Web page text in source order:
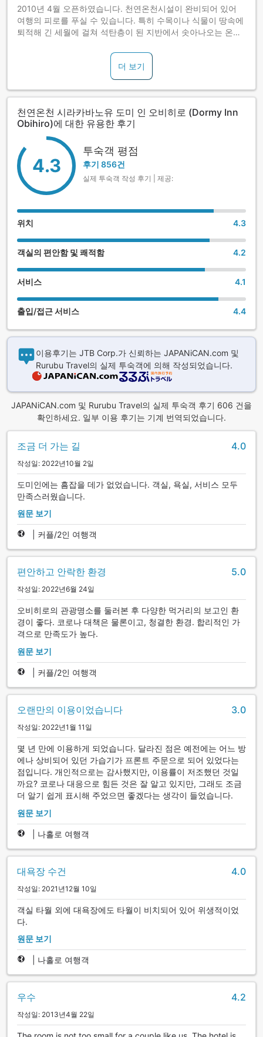
2010년 4월 오픈하였습니다. 천연온천시설이 완비되어 있어
여행의 피로를 푸실 수 있습니다. 특히 수목이나 식물이 땅속에
퇴적해 긴 세월에 걸쳐 석탄층이 된 지반에서 솟아나오는 온천
더 보기
천연온천 시라카바노유 도미 인 오비히로 (Dormy Inn
Obihiro)에 대한 유용한 후기
4.3
투숙객 평점
후기 856건
실제 투숙객 작성 후기 | 제공:
위치 4.3
객실의 편안함 및 쾌적함 4.2
서비스 4.1
출입/접근 서비스 4.4
이용후기는 JTB Corp.가 신뢰하는 JAPANiCAN.com 및
Rurubu Travel의 실제 투숙객에 의해 작성되었습니다.
JAPANiCAN.com 및 Rurubu Travel의 실제 투숙객 후기 606 건을
확인하세요. 일부 이용 후기는 기계 번역되었습니다.
조금 더 가는 길 4.0
작성일: 2022년10월 2일
도미인에는 흠잡을 데가 없었습니다. 객실, 욕실, 서비스 모두
만족스러웠습니다.
원문 보기
커플/2인 여행객
편안하고 안락한 환경 5.0
작성일: 2022년6월 24일
오비히로의 관광명소를 둘러본 후 다양한 먹거리의 보고인 환
경이 좋다. 코로나 대책은 물론이고, 청결한 환경. 합리적인 가
격으로 만족도가 높다.
원문 보기
커플/2인 여행객
오랜만의 이용이었습니다 3.0
작성일: 2022년1월 11일
몇 년 만에 이용하게 되었습니다. 달라진 점은 예전에는 어느 방
에나 상비되어 있던 가습기가 프론트 주문으로 되어 있었다는
점입니다. 개인적으로는 감사했지만, 이용률이 저조했던 것일
까요? 코로나 대응으로 힘든 것은 잘 알고 있지만, 그래도 조금
더 알기 쉽게 표시해 주었으면 좋겠다는 생각이 들었습니다.
원문 보기
나홀로 여행객
대욕장 수건 4.0
작성일: 2021년12월 10일
객실 타월 외에 대욕장에도 타월이 비치되어 있어 위생적이었
다.
원문 보기
나홀로 여행객
우수 4.2
작성일: 2013년4월 22일